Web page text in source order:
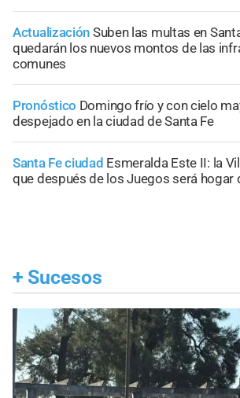
Actualización Suben las multas en
quedarán los nuevos montos de las
comunes
Pronóstico Domingo frío y con cielo
despejado en la ciudad de Santa Fe
Santa Fe ciudad Esmeralda Este II: la
que después de los Juegos será hogar
+ Sucesos